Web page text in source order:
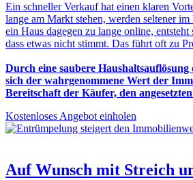
Ein schneller Verkauf hat einen klaren
lange am Markt stehen, werden seltener
ein Haus dagegen zu lange online,
dass etwas nicht stimmt. Das führt oft zu
Durch eine saubere
sich der wahrgenommene Wert der
Bereitschaft der Käufer, den
Kostenloses Angebot einholen
Auf Wunsch mit Streich